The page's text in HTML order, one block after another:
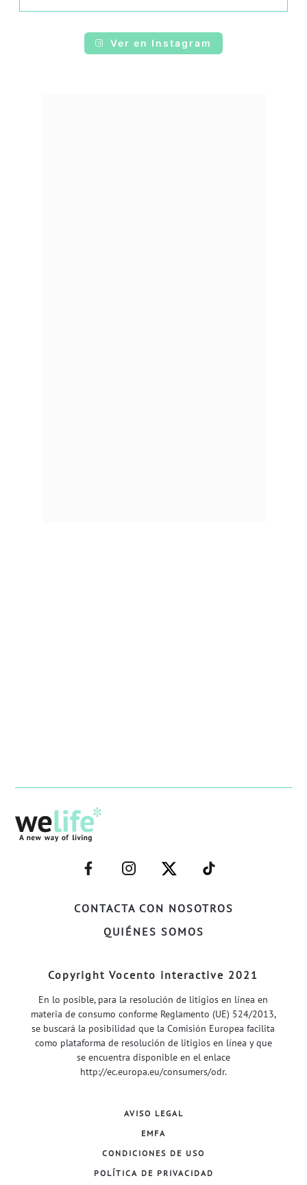
Ver en Instagram
CONTACTA CON NOSOTROS
QUIÉNES SOMOS
–
FACEBOOK–
–
INSTAGRAM–
–
TWITTER–
–
WELIFE–
Copyright Vocento interactive 2021
En lo posible, para la resolución de litigios en línea en
materia de consumo conforme Reglamento (UE) 524/2013,
se buscará la posibilidad que la Comisión Europea facilita
como plataforma de resolución de litigios en línea y que
se encuentra disponible en el enlace
http://ec.europa.eu/consumers/odr.
AVISO LEGAL
EMFA
CONDICIONES DE USO
POLÍTICA DE PRIVACIDAD